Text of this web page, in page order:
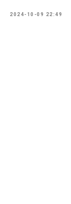
2024-10-09 22:49